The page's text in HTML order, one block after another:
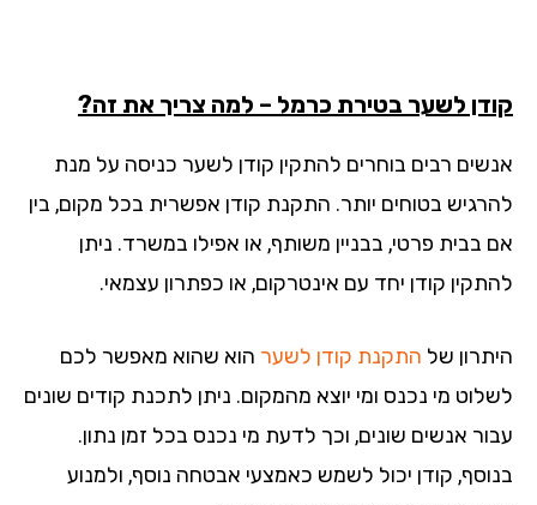
לשער בטירת כרמל – למה צריך את זה?
רבים בוחרים להתקין קודן לשער כניסה על מנת
בטוחים יותר. התקנת קודן אפשרית בכל מקום, בין
בבית פרטי, בבניין משותף, או אפילו במשרד. ניתן
קודן יחד עם אינטרקום, או כפתרון עצמאי.
שלהתקנת קודן לשערהוא שהוא מאפשר לכם
מי נכנס ומי יוצא מהמקום. ניתן לתכנת קודים שונים
אנשים שונים, וכך לדעת מי נכנס בכל זמן נתון.
קודן יכול לשמש כאמצעי אבטחה נוסף, ולמנוע